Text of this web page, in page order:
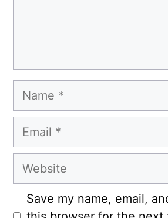
Name
Email
Website
Save my name, email,